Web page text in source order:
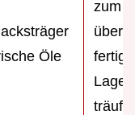
Öle
zum
über
Lagen